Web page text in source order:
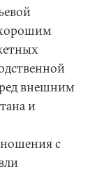
внешним
и
с